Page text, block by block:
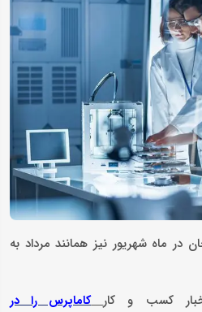
در ماه شهریور نیز همانند مرداد به
کسب و کار
کاماپرس را در